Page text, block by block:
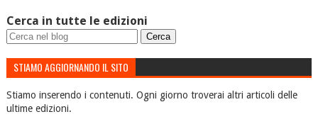
Cerca in tutte le edizioni
STIAMO AGGIORNANDO IL SITO
Stiamo inserendo i contenuti. Ogni giorno troverai altri articoli delle
ultime edizioni.